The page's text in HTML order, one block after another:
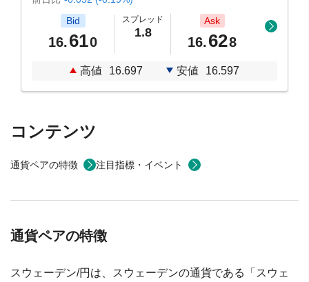
Bid
16.610
スプレッド
1.8
Ask
16.628
高値 16.697 安値 16.597
コンテンツ
通貨ペアの特徴 注目指標・イベント
通貨ペアの特徴
スウェーデン/円は、スウェーデンの通貨である「スウェ